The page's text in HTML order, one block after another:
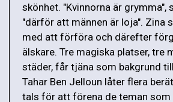
skönhet. "Kvinnorna är grymma",
"därför att männen är loja". Zina
med att förföra och därefter
älskare. Tre magiska platser, tre
städer, får tjäna som bakgrund
Tahar Ben Jelloun låter flera
tals för att förena de teman som